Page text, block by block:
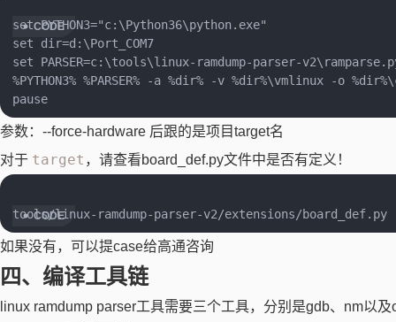
set PYTHON3="c:\Python36\python.exe"
set dir=d:\Port_COM7
set PARSER=c:\tools\linux-ramdump-parser-
%PYTHON3% %PARSER% -a %dir% -v %dir%\vmlinux -o
参数：--force-hardware 后跟的是项目target名
对于 target ，请查看board_def.py文件中是否有定义！
如果没有，可以提case给高通咨询
四、编译工具链
linux ramdump parser工具需要三个工具，分别是gdb、nm以